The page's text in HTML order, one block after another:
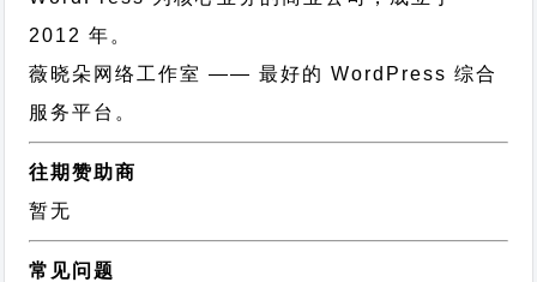
2012 年。
薇晓朵网络工作室 —— 最好的 WordPress 综合
服务平台。
往期赞助商
暂无
常见问题